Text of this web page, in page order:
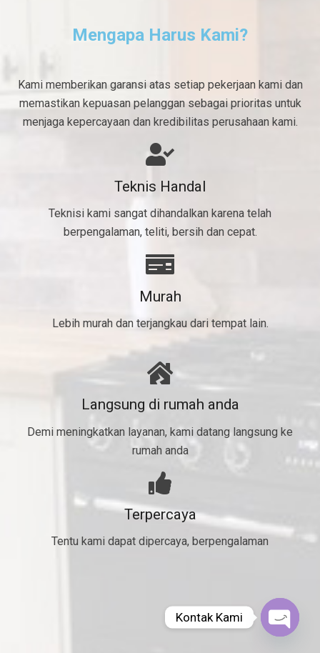
Mengapa Harus Kami?
Kami memberikan garansi atas setiap pekerjaan kami dan
memastikan kepuasan pelanggan sebagai prioritas untuk
menjaga kepercayaan dan kredibilitas perusahaan kami.
Teknis Handal
Teknisi kami sangat dihandalkan karena telah
berpengalaman, teliti, bersih dan cepat.
Murah
Lebih murah dan terjangkau dari tempat lain.
Langsung di rumah anda
Demi meningkatkan layanan, kami datang langsung ke
rumah anda
Terpercaya
Tentu kami dapat dipercaya, berpengalaman
Kontak Kami